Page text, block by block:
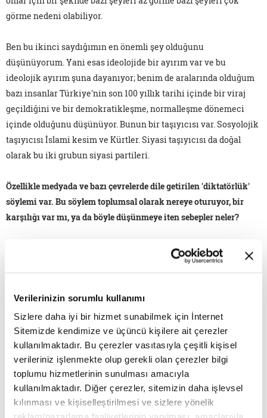
Verilerinizin sorumlu kullanımı
Sizlere daha iyi bir hizmet sunabilmek için İnternet
Sitemizde kendimize ve üçüncü kişilere ait çerezler
kullanılmaktadır. Bu çerezler vasıtasıyla çeşitli kişisel
verileriniz işlenmekte olup gerekli olan çerezler bilgi
toplumu hizmetlerinin sunulması amacıyla
kullanılmaktadır. Diğer çerezler, sitemizin daha işlevsel
kılınması ve kişiselleştirilmesi ve sizlere yönelik
görme nedeni olabiliyor.
Ben bu ikinci saydığımın en önemli şey olduğunu
düşünüyorum. Yani esas ideolojide bir ayırım var ve bu
ideolojik ayırım şuna dayanıyor; benim de aralarında olduğum
bazı insanlar Türkiye'nin son 100 yıllık tarihi içinde bir viraj
geçildiğini ve bir demokratikleşme, normalleşme dönemeci
içinde olduğunu düşünüyor. Bunun bir taşıyıcısı var. Sosyolojik
taşıyıcısı İslami kesim ve Kürtler. Siyasi taşıyıcısı da doğal
olarak bu iki grubun siyasi partileri.
Özellikle medyada ve bazı çevrelerde dile getirilen 'diktatörlük'
söylemi var. Bu söylem toplumsal olarak nereye oturuyor, bir
karşılığı var mı, ya da böyle düşünmeye iten sebepler neler?
Her şeyden önce tek bir kişinin söyleminin ve konuşmasının
herhangi bir sistemi diktatörlüğe veya otoriterliğe götürmesi
konuşurken otoriter davranmış olabilir. Ama kim olursa olsun o
tek bir sözün, tek bir yaklaşımın, tek bir retoriğin Türkiye gibi
büyük bir ülkeyi, koca bir sistemi otoriter yaptığını söylemek
bana saçma geliyor. Dolayısıyla bunu bir siyasi propaganda
aracı olarak karşı tarafın kullandığını kenara koyup geçelim.
Ama Türkiye'nin sisteminde otoriter nüvelerin, fonksiyonların
olmadığını söyleyemeyiz. Var ama bu karmaşık bir yapı. Yani
ne kadar otoriterlik görürseniz bu sistemin içinde AK Parti